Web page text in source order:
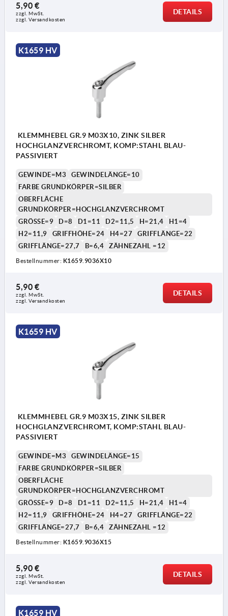
5,90 €
zzgl. MwSt.
zzgl. Versandkosten
DETAILS
K1659 HV
KLEMMHEBEL GR.9 M03X10, ZINK SILBER
HOCHGLANZVERCHROMT, KOMP:STAHL BLAU-
PASSIVIERT
GEWINDE=M3
GEWINDELÄNGE=10
FARBE GRUNDKÖRPER=SILBER
OBERFLÄCHE
GRUNDKÖRPER=HOCHGLANZVERCHROMT
GRÖSSE=9
D=8 D1=11 D2=11,5 H=21,4
H1=4
H2=11,9
GRIFFHÖHE=24 H4=27
GRIFFLÄNGE=22
GRIFFLÄNGE=27,7
B=6,4 ZÄHNEZAHL =12
Bestellnummer: K1659.9036X10
5,90 €
zzgl. MwSt.
zzgl. Versandkosten
DETAILS
K1659 HV
KLEMMHEBEL GR.9 M03X15, ZINK SILBER
HOCHGLANZVERCHROMT, KOMP:STAHL BLAU-
PASSIVIERT
GEWINDE=M3
GEWINDELÄNGE=15
FARBE GRUNDKÖRPER=SILBER
OBERFLÄCHE
GRUNDKÖRPER=HOCHGLANZVERCHROMT
GRÖSSE=9
D=8 D1=11 D2=11,5 H=21,4
H1=4
H2=11,9
GRIFFHÖHE=24 H4=27
GRIFFLÄNGE=22
GRIFFLÄNGE=27,7
B=6,4 ZÄHNEZAHL =12
Bestellnummer: K1659.9036X15
5,90 €
zzgl. MwSt.
zzgl. Versandkosten
DETAILS
K1659 HV